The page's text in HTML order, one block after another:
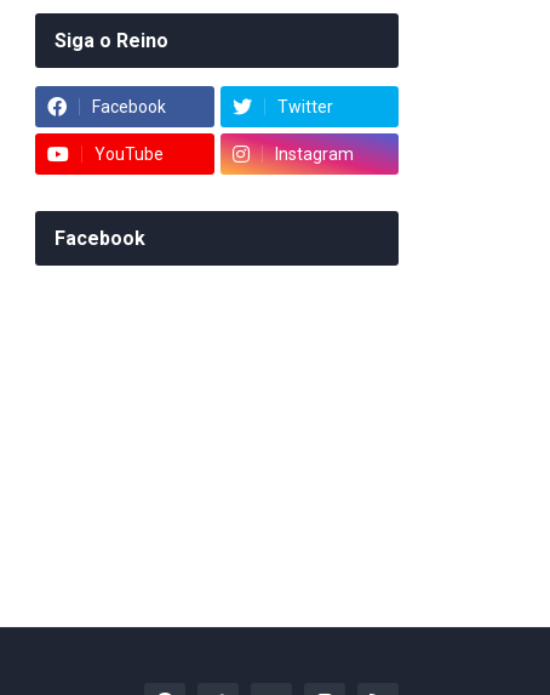
Siga o Reino
Facebook Twitter
YouTube Instagram
Facebook